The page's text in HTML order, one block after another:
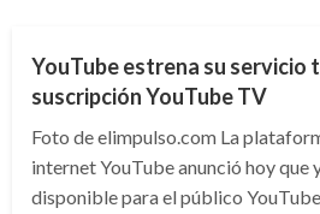
YouTube estrena su servicio
suscripción YouTube TV
Foto de elimpulso.com La
internet YouTube anunció hoy que
disponible para el público